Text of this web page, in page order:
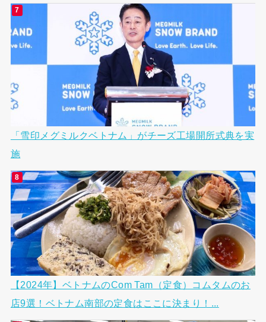
「雪印メグミルクベトナム」がチーズ工場開所式典を実
施
【2024年】ベトナムのCom Tam（定食）コムタムのお
店9選！ベトナム南部の定食はここに決まり！...